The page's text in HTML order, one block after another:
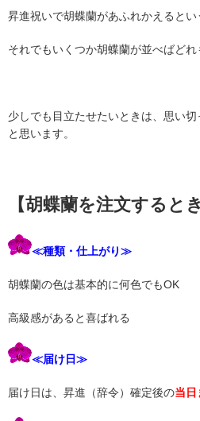
昇進祝いで胡蝶蘭があふれかえるとい
それでもいくつか胡蝶蘭が並べばどれ
少しでも目立たせたいときは、思い
と思います。
【胡蝶蘭を注文すると
≪種類・仕上がり≫
胡蝶蘭の色は基本的に何色でもOK
高級感があると喜ばれる
≪届け日≫
届け日は、昇進（辞令）確定後の当日